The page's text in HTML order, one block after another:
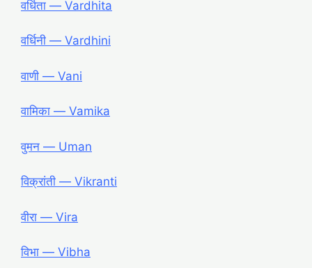
वर्धिता ― Vardhita
वर्धिनी ― Vardhini
वाणी ― Vani
वामिका ― Vamika
वुमन ― Uman
विक्रांती ― Vikranti
वीरा ― Vira
विभा ― Vibha